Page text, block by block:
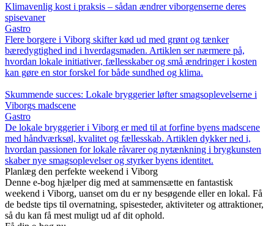
Klimavenlig kost i praksis – sådan ændrer viborgenserne deres
spisevaner
Gastro
Flere borgere i Viborg skifter kød ud med grønt og tænker
bæredygtighed ind i hverdagsmaden. Artiklen ser nærmere på,
hvordan lokale initiativer, fællesskaber og små ændringer i kosten
kan gøre en stor forskel for både sundhed og klima.
Skummende succes: Lokale bryggerier løfter smagsoplevelserne i
Viborgs madscene
Gastro
De lokale bryggerier i Viborg er med til at forfine byens madscene
med håndværksøl, kvalitet og fællesskab. Artiklen dykker ned i,
hvordan passionen for lokale råvarer og nytænkning i brygkunsten
skaber nye smagsoplevelser og styrker byens identitet.
Planlæg den perfekte weekend i Viborg
Denne e-bog hjælper dig med at sammensætte en fantastisk
weekend i Viborg, uanset om du er ny besøgende eller en lokal. Få
de bedste tips til overnatning, spisesteder, aktiviteter og attraktioner,
så du kan få mest muligt ud af dit ophold.